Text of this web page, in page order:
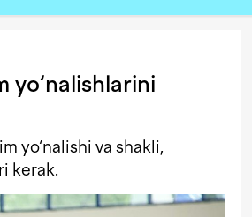
yo‘nalishlarini
yo‘nalishi va shakli,
kerak.